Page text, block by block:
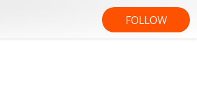
FOLLOW